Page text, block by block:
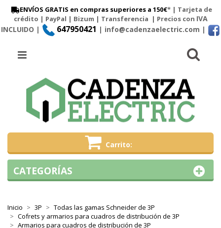
ENVÍOS GRATIS en compras superiores a 150€* | Tarjeta de
crédito | PayPal | Bizum | Transferencia | Precios con IVA
INCLUIDO |
647950421 | info@cadenzaelectric.com |
Carrito
Menú
Inicio 3P
Todas las gamas Schneider de 3P
Cofrets y armarios para cuadros de distribución de 3P
Armarios para cuadros de distribución de 3P
CATEGORÍAS